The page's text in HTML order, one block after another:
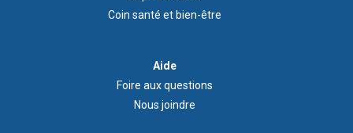
Coin santé et bien-être
Aide
Foire aux questions
Nous joindre